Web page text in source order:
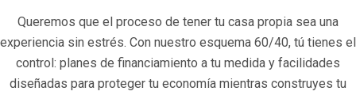
Queremos que el proceso de tener tu casa propia sea una
experiencia sin estrés. Con nuestro esquema 60/40, tú tienes el
control: planes de financiamiento a tu medida y facilidades
diseñadas para proteger tu economía mientras construyes tu